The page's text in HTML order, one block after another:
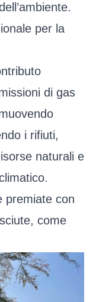
per la
di gas
i rifiuti,
naturali e
premiate con
come